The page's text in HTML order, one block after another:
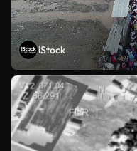
iStock